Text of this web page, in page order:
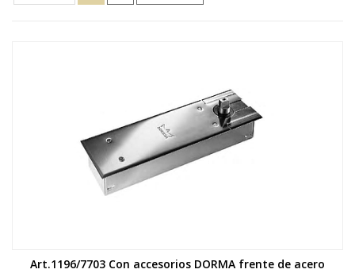
Art.1196/7703 Con accesorios DORMA frente de acero